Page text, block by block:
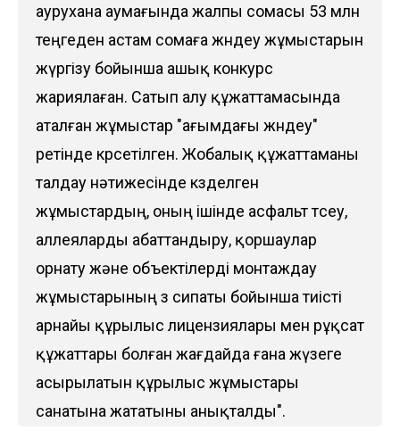
аурухана аумағында жалпы сомасы 53 млн
теңгеден астам сомаға жөндеу жұмыстарын
жүргізу бойынша ашық конкурс
жариялаған. Сатып алу құжаттамасында
аталған жұмыстар "ағымдағы жөндеу"
ретінде көрсетілген. Жобалық құжаттаманы
талдау нәтижесінде көзделген
жұмыстардың, оның ішінде асфальт төсеу,
аллеяларды абаттандыру, қоршаулар
орнату және объектілерді монтаждау
жұмыстарының өз сипаты бойынша тиісті
арнайы құрылыс лицензиялары мен рұқсат
құжаттары болған жағдайда ғана жүзеге
асырылатын құрылыс жұмыстары
санатына жататыны анықталды".